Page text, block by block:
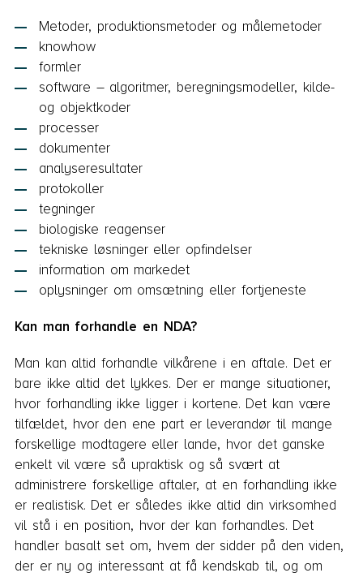
Metoder, produktionsmetoder og målemetoder
knowhow
formler
software – algoritmer, beregningsmodeller, kilde-
og objektkoder
processer
dokumenter
analyseresultater
protokoller
tegninger
biologiske reagenser
tekniske løsninger eller opfindelser
information om markedet
oplysninger om omsætning eller fortjeneste
Kan man forhandle en NDA?
Man kan altid forhandle vilkårene i en aftale. Det er
bare ikke altid det lykkes. Der er mange situationer,
hvor forhandling ikke ligger i kortene. Det kan være
tilfældet, hvor den ene part er leverandør til mange
forskellige modtagere eller lande, hvor det ganske
enkelt vil være så upraktisk og så svært at
administrere forskellige aftaler, at en forhandling ikke
er realistisk. Det er således ikke altid din virksomhed
vil stå i en position, hvor der kan forhandles. Det
handler basalt set om, hvem der sidder på den viden,
der er ny og interessant at få kendskab til, og om